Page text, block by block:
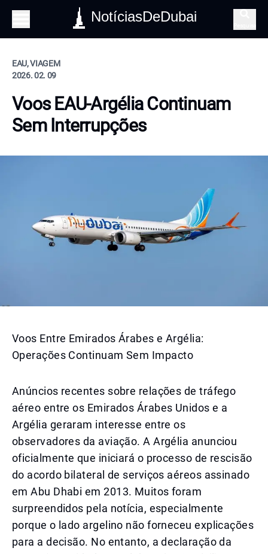
NotíciasDeDubai
EAU, VIAGEM
2026. 02. 09
Voos EAU-Argélia Continuam
Sem Interrupções
Voos Entre Emirados Árabes e Argélia:
Operações Continuam Sem Impacto
Anúncios recentes sobre relações de tráfego
aéreo entre os Emirados Árabes Unidos e a
Argélia geraram interesse entre os
observadores da aviação. A Argélia anunciou
oficialmente que iniciará o processo de rescisão
do acordo bilateral de serviços aéreos assinado
em Abu Dhabi em 2013. Muitos foram
surpreendidos pela notícia, especialmente
porque o lado argelino não forneceu explicações
para a decisão. No entanto, a declaração da